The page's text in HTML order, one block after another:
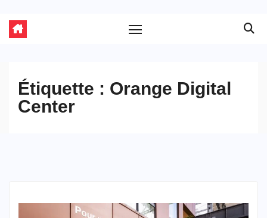
Étiquette : Orange Digital
Center